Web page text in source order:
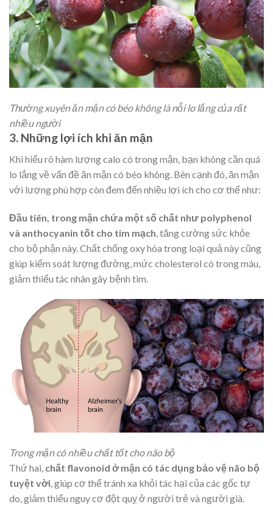
Thường xuyên ăn mận có béo không là nỗi lo lắng của rất
nhiều người
3. Những lợi ích khi ăn mận
Khi hiểu rõ hàm lượng calo có trong mận, bạn không cần quá
lo lắng về vấn đề ăn mận có béo không. Bên cạnh đó, ăn mận
với lượng phù hợp còn đem đến nhiều lợi ích cho cơ thể như:
Đầu tiên, trong mận chứa một số chất như polyphenol
và anthocyanin tốt cho tim mạch, tăng cường sức khỏe
cho bộ phận này. Chất chống oxy hóa trong loại quả này cũng
giúp kiểm soát lượng đường, mức cholesterol có trong máu,
giảm thiểu tác nhân gây bệnh tim.
Trong mận có nhiều chất tốt cho não bộ
Thứ hai, chất flavonoid ở mận có tác dụng bảo vệ não bộ
tuyệt vời, giúp cơ thể tránh xa khỏi tác hại của các gốc tự
do, giảm thiểu nguy cơ đột quỵ ở người trẻ và người già.